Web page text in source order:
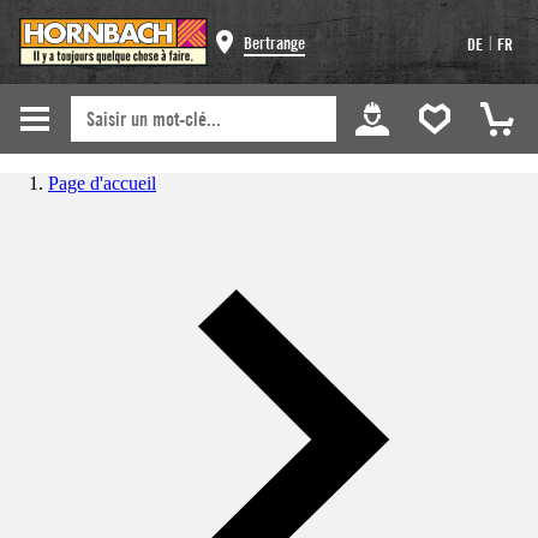
Bertrange DE | FR
Page d'accueil